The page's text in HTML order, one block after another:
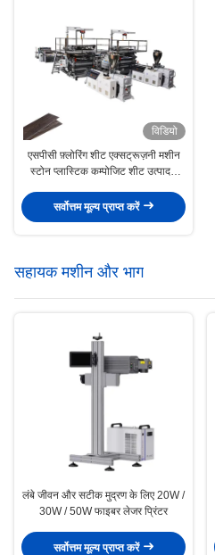
विडियो
एसपीसी फ़्लोरिंग शीट एक्सट्रूज़नी मशीन
स्टोन प्लास्टिक कम्पोजिट शीट उत्पादन
सर्वोत्तम मूल्य प्राप्त करें
सहायक मशीन और भाग
लंबे जीवन और सटीक मुद्रण के लिए 20W /
30W / 50W फाइबर लेजर प्रिंटर
सर्वोत्तम मूल्य प्राप्त करें